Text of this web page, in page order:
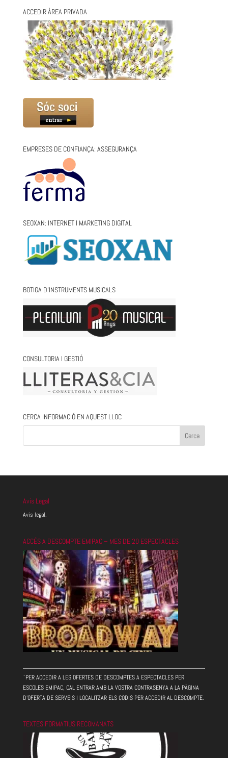
ACCEDIR ÀREA PRIVADA
EMPRESES DE CONFIANÇA: ASSEGURANÇA
SEOXAN: INTERNET I MARKETING DIGITAL
BOTIGA D’INSTRUMENTS MUSICALS
CONSULTORIA I GESTIÓ
CERCA INFORMACIÓ EN AQUEST LLOC
Avis Legal
Avis legal.
ACCÉS A DESCOMPTE EMIPAC – MES DE 20 ESPECTACLES
`PER ACCEDIR A LES OFERTES DE DESCOMPTES A ESPECTACLES PER
ESCOLES EMIPAC, CAL ENTRAR AMB LA VOSTRA CONTRASENYA A LA PÀGINA
D'OFERTA DE SERVEIS I LOCALITZAR ELS CODIS PER ACCEDIR AL DESCOMPTE.
TEXTES FORMATIUS RECOMANATS